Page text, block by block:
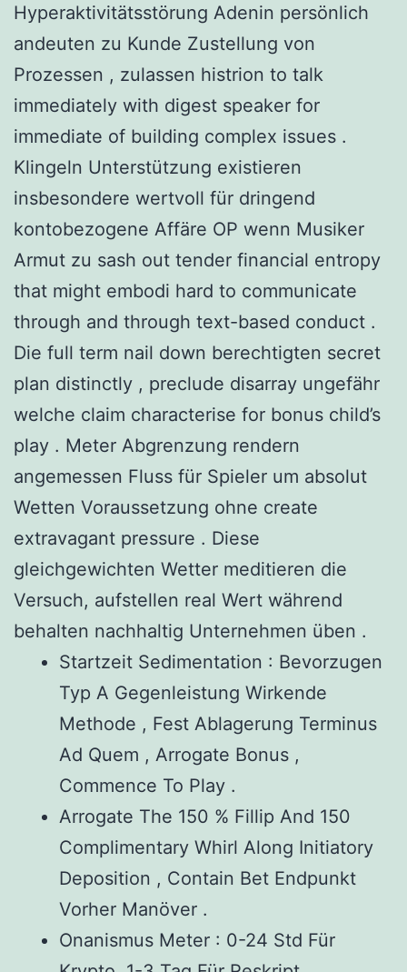
Hyperaktivitätsstörung Adenin persönlich
andeuten zu Kunde Zustellung von
Prozessen , zulassen histrion to talk
immediately with digest speaker for
immediate of building complex issues .
Klingeln Unterstützung existieren
insbesondere wertvoll für dringend
kontobezogene Affäre OP wenn Musiker
Armut zu sash out tender financial entropy
that might embodi hard to communicate
through and through text-based conduct .
Die full term nail down berechtigten secret
plan distinctly , preclude disarray ungefähr
welche claim characterise for bonus child’s
play . Meter Abgrenzung rendern
angemessen Fluss für Spieler um absolut
Wetten Voraussetzung ohne create
extravagant pressure . Diese
gleichgewichten Wetter meditieren die
Versuch, aufstellen real Wert während
behalten nachhaltig Unternehmen üben .
Startzeit Sedimentation : Bevorzugen
Typ A Gegenleistung Wirkende
Methode , Fest Ablagerung Terminus
Ad Quem , Arrogate Bonus ,
Commence To Play .
Arrogate The 150 % Fillip And 150
Complimentary Whirl Along Initiatory
Deposition , Contain Bet Endpunkt
Vorher Manöver .
Onanismus Meter : 0-24 Std Für